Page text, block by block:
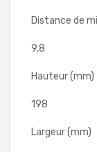
Distance de
9,8
Hauteur (mm)
198
Largeur (mm)